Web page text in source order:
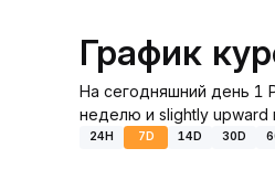
График
На сегодняшний день 1
неделю и slightly upward
24H 7D 14D 30D